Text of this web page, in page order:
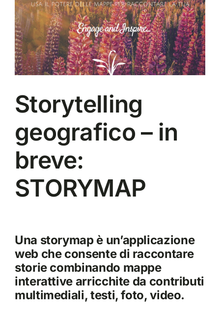
Storytelling
geografico – in
breve:
STORYMAP
Una storymap è un’applicazione
web che consente di raccontare
storie combinando mappe
interattive arricchite da contributi
multimediali, testi, foto, video.